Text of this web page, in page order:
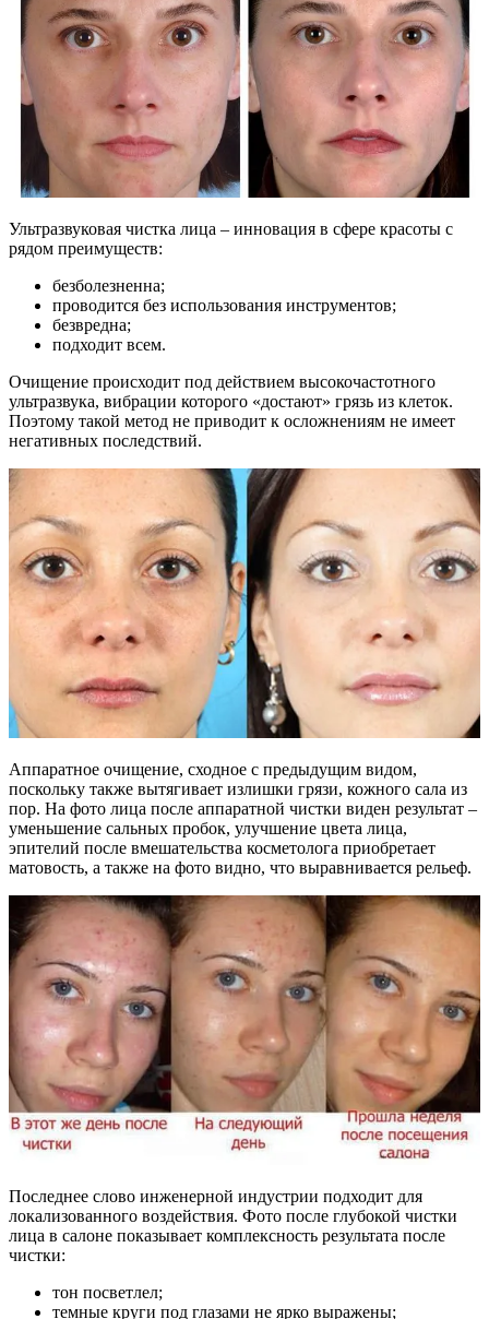
Ультразвуковая чистка лица – инновация в сфере красоты с
рядом преимуществ:
безболезненна;
проводится без использования инструментов;
безвредна;
подходит всем.
Очищение происходит под действием высокочастотного
ультразвука, вибрации которого «достают» грязь из клеток.
Поэтому такой метод не приводит к осложнениям не имеет
негативных последствий.
Аппаратное очищение, сходное с предыдущим видом,
поскольку также вытягивает излишки грязи, кожного сала из
пор. На фото лица после аппаратной чистки виден результат –
уменьшение сальных пробок, улучшение цвета лица,
эпителий после вмешательства косметолога приобретает
матовость, а также на фото видно, что выравнивается рельеф.
Последнее слово инженерной индустрии подходит для
локализованного воздействия. Фото после глубокой чистки
лица в салоне показывает комплексность результата после
чистки:
тон посветлел;
темные круги под глазами не ярко выражены;